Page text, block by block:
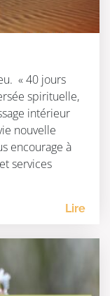
« 40 jours
spirituelle,
intérieur
nouvelle
encourage à
services
Lire